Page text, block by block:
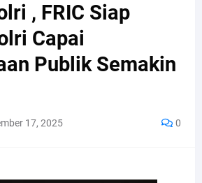
, FRIC Siap
Capai
Publik Semakin
17, 2025 0